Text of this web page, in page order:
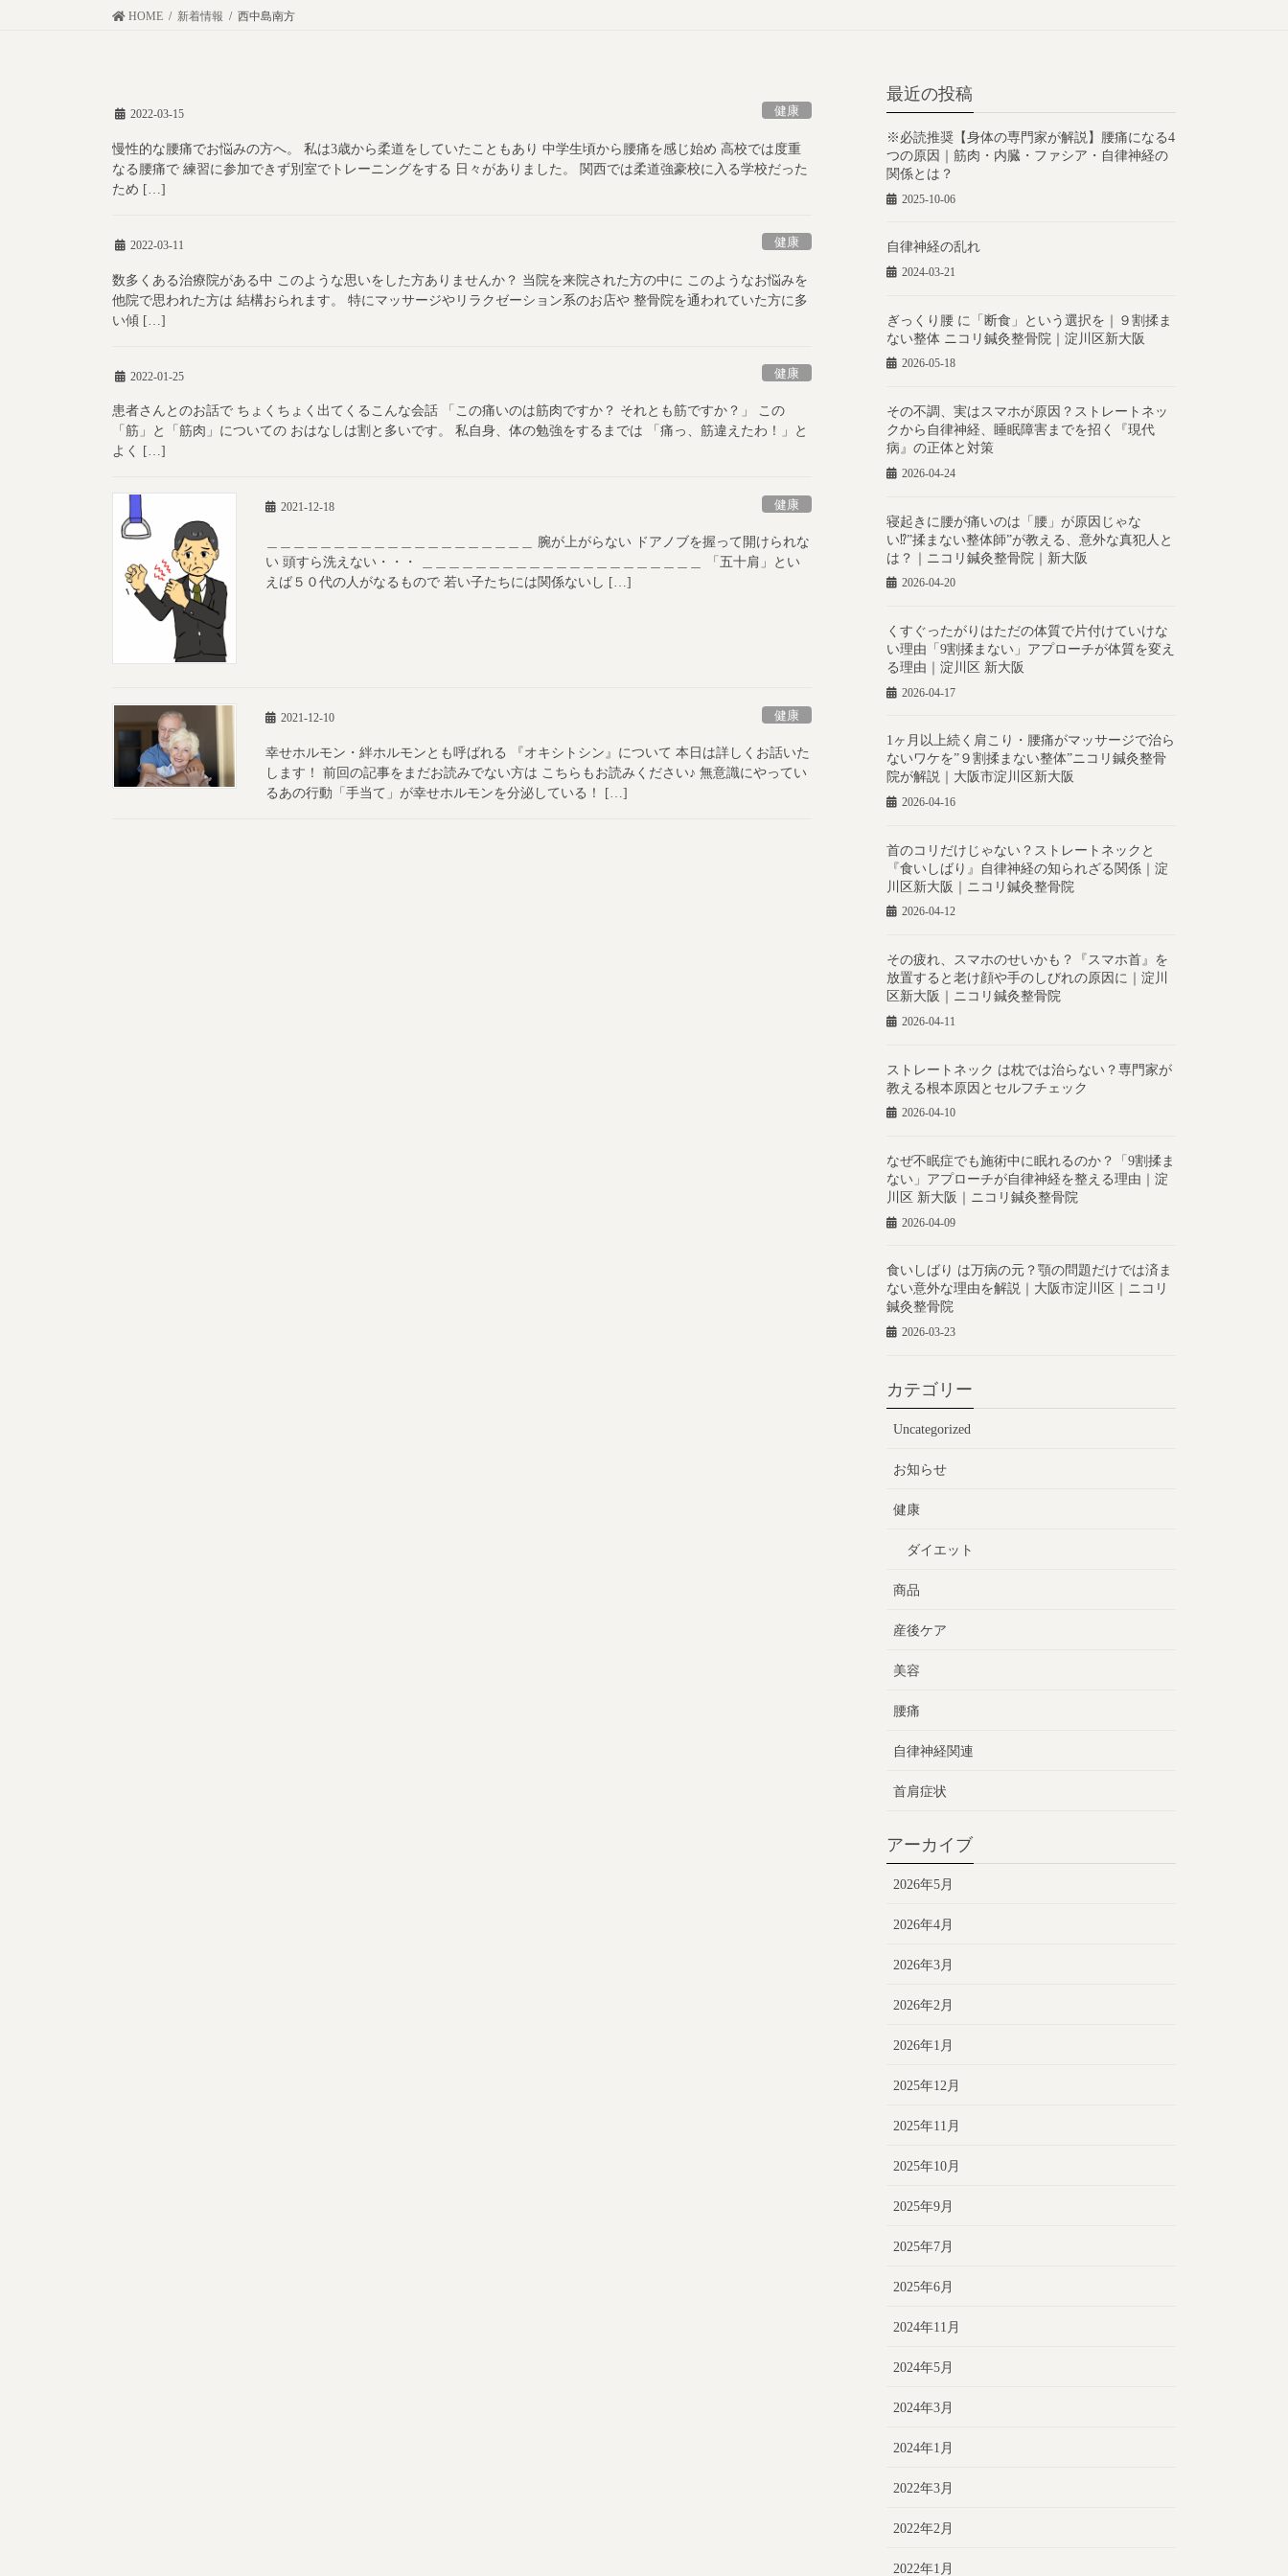
HOME 新着情報 西中島南方
2022-03-15 健康
慢性的な腰痛でお悩みの方へ。 私は3歳から柔道をしていたこともあり 中学生頃から腰痛を感じ始め 高校では度重
なる腰痛で 練習に参加できず別室でトレーニングをする 日々がありました。 関西では柔道強豪校に入る学校だった
ため […]
2022-03-11 健康
数多くある治療院がある中 このような思いをした方ありませんか？ 当院を来院された方の中に このようなお悩みを
他院で思われた方は 結構おられます。 特にマッサージやリラクゼーション系のお店や 整骨院を通われていた方に多
い傾 […]
2022-01-25 健康
患者さんとのお話で ちょくちょく出てくるこんな会話 「この痛いのは筋肉ですか？ それとも筋ですか？」 この
「筋」と「筋肉」についての おはなしは割と多いです。 私自身、体の勉強をするまでは 「痛っ、筋違えたわ！」と
よく […]
2021-12-18 健康
＿＿＿＿＿＿＿＿＿＿＿＿＿＿＿＿＿＿＿＿ 腕が上がらない ドアノブを握って開けられな
い 頭すら洗えない・・・ ＿＿＿＿＿＿＿＿＿＿＿＿＿＿＿＿＿＿＿＿＿ 「五十肩」とい
えば５０代の人がなるもので 若い子たちには関係ないし […]
2021-12-10 健康
幸せホルモン・絆ホルモンとも呼ばれる 『オキシトシン』について 本日は詳しくお話いた
します！ 前回の記事をまだお読みでない方は こちらもお読みください♪ 無意識にやってい
るあの行動「手当て」が幸せホルモンを分泌している！ […]
最近の投稿
※必読推奨【身体の専門家が解説】腰痛になる4
つの原因｜筋肉・内臓・ファシア・自律神経の
関係とは？
2025-10-06
自律神経の乱れ
2024-03-21
ぎっくり腰 に「断食」という選択を｜９割揉ま
ない整体 ニコリ鍼灸整骨院｜淀川区新大阪
2026-05-18
その不調、実はスマホが原因？ストレートネッ
クから自律神経、睡眠障害までを招く『現代
病』の正体と対策
2026-04-24
寝起きに腰が痛いのは「腰」が原因じゃな
い⁉︎”揉まない整体師”が教える、意外な真犯人と
は？｜ニコリ鍼灸整骨院｜新大阪
2026-04-20
くすぐったがりはただの体質で片付けていけな
い理由「9割揉まない」アプローチが体質を変え
る理由｜淀川区 新大阪
2026-04-17
1ヶ月以上続く肩こり・腰痛がマッサージで治ら
ないワケを”９割揉まない整体”ニコリ鍼灸整骨
院が解説｜大阪市淀川区新大阪
2026-04-16
首のコリだけじゃない？ストレートネックと
『食いしばり』自律神経の知られざる関係｜淀
川区新大阪｜ニコリ鍼灸整骨院
2026-04-12
その疲れ、スマホのせいかも？『スマホ首』を
放置すると老け顔や手のしびれの原因に｜淀川
区新大阪｜ニコリ鍼灸整骨院
2026-04-11
ストレートネック は枕では治らない？専門家が
教える根本原因とセルフチェック
2026-04-10
なぜ不眠症でも施術中に眠れるのか？「9割揉ま
ない」アプローチが自律神経を整える理由｜淀
川区 新大阪｜ニコリ鍼灸整骨院
2026-04-09
食いしばり は万病の元？顎の問題だけでは済ま
ない意外な理由を解説｜大阪市淀川区｜ニコリ
鍼灸整骨院
2026-03-23
カテゴリー
Uncategorized
お知らせ
健康
ダイエット
商品
産後ケア
美容
腰痛
自律神経関連
首肩症状
アーカイブ
2026年5月
2026年4月
2026年3月
2026年2月
2026年1月
2025年12月
2025年11月
2025年10月
2025年9月
2025年7月
2025年6月
2024年11月
2024年5月
2024年3月
2024年1月
2022年3月
2022年2月
2022年1月